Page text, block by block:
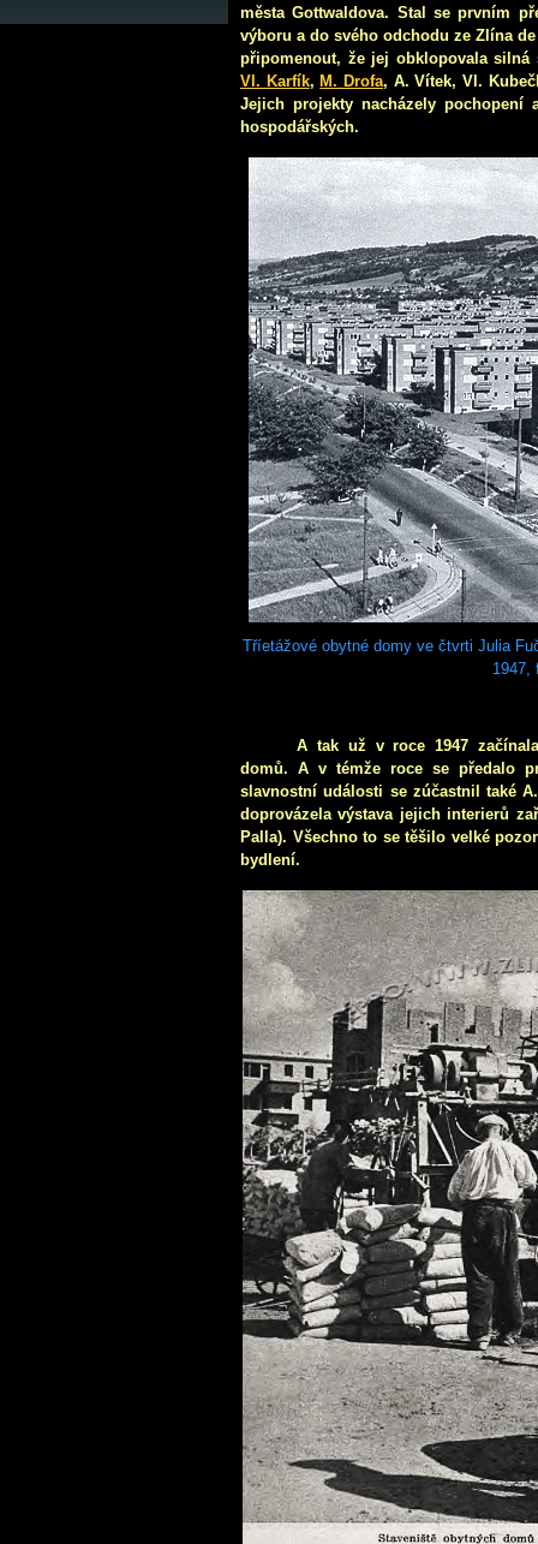
města Gottwaldova. Stal se prvním
výboru a do svého odchodu ze Zlína
připomenout, že jej obklopovala
Vl. Karfík, M. Drofa, A. Vítek, Vl.
Jejich projekty nacházely
hospodářských.
Tříetážové obytné domy ve čtvrti Julia
1947,
A tak už v roce 1947
domů. A v témže roce se předalo
slavnostní události se zúčastnil také
doprovázela výstava jejich interierů
Palla). Všechno to se těšilo velké
bydlení.